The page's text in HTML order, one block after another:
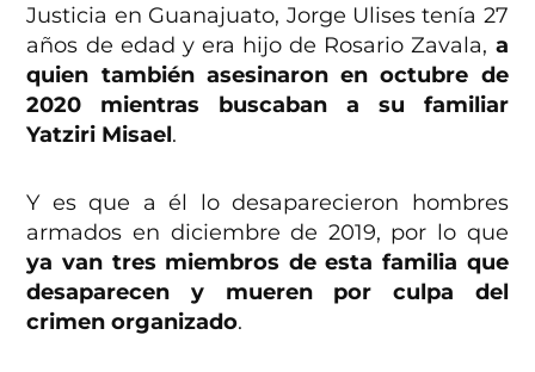
Justicia en Guanajuato, Jorge Ulises tenía 27
años de edad y era hijo de Rosario Zavala, a
quien también asesinaron en octubre de
2020 mientras buscaban a su familiar
Yatziri Misael.
Y es que a él lo desaparecieron hombres
armados en diciembre de 2019, por lo que
ya van tres miembros de esta familia que
desaparecen y mueren por culpa del
crimen organizado.